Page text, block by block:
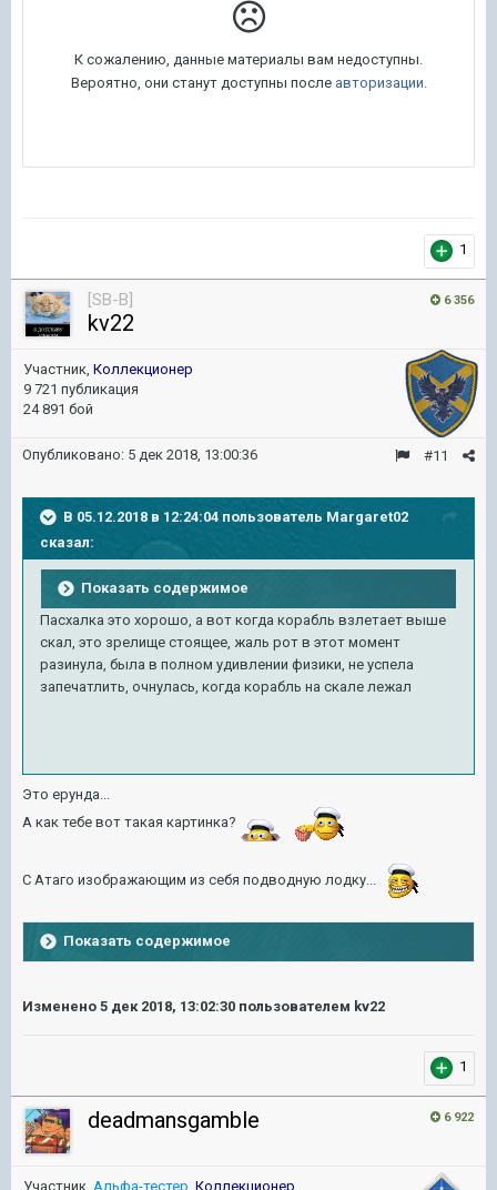
1
6 356
[SB-B]
kv22
Участник, Коллекционер
9 721 публикация
24 891 бой
#11
Опубликовано: 5 дек 2018, 13:00:36
В 05.12.2018 в 12:24:04 пользователь Margaret02
сказал:
Показать содержимое
Пасхалка это хорошо, а вот когда корабль взлетает выше
скал, это зрелище стоящее, жаль рот в этот момент
разинула, была в полном удивлении физики, не успела
запечатлить, очнулась, когда корабль на скале лежал
Это ерунда...
А как тебе вот такая картинка?
С Атаго изображающим из себя подводную лодку...
Показать содержимое
Изменено 5 дек 2018, 13:02:30 пользователем kv22
1
6 922
deadmansgamble
Участник, Альфа-тестер Коллекционер